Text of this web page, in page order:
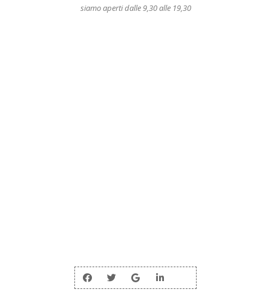
siamo aperti dalle 9,30 alle 19,30